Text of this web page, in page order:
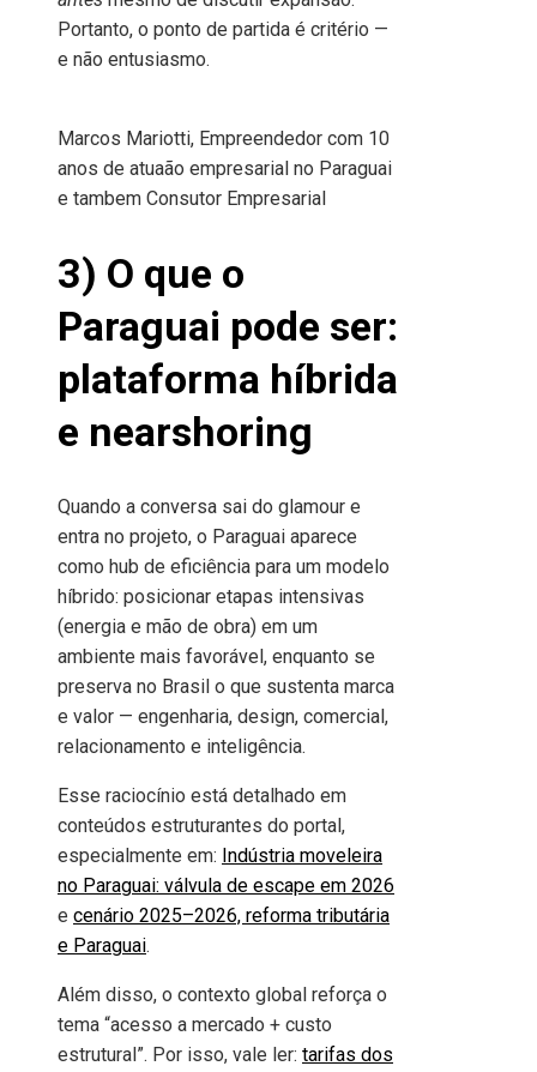
Portanto, o ponto de partida é critério —
e não entusiasmo.
Marcos Mariotti, Empreendedor com 10
anos de atuaão empresarial no Paraguai
e tambem Consutor Empresarial
3) O que o
Paraguai pode ser:
plataforma híbrida
e nearshoring
Quando a conversa sai do glamour e
entra no projeto, o Paraguai aparece
como hub de eficiência para um modelo
híbrido: posicionar etapas intensivas
(energia e mão de obra) em um
ambiente mais favorável, enquanto se
preserva no Brasil o que sustenta marca
e valor — engenharia, design, comercial,
relacionamento e inteligência.
Esse raciocínio está detalhado em
conteúdos estruturantes do portal,
especialmente em: Indústria moveleira
no Paraguai: válvula de escape em 2026
e cenário 2025–2026, reforma tributária
e Paraguai.
Além disso, o contexto global reforça o
tema “acesso a mercado + custo
estrutural”. Por isso, vale ler: tarifas dos